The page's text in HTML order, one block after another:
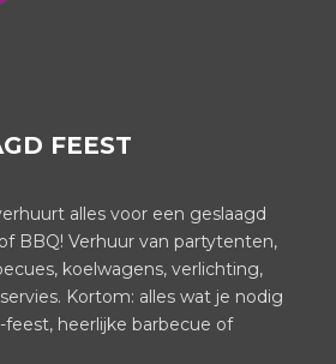
FEEST
alles voor een geslaagd
BBQ! Verhuur van partytenten,
koelwagens, verlichting,
Kortom: alles wat je nodig
heerlijke barbecue of